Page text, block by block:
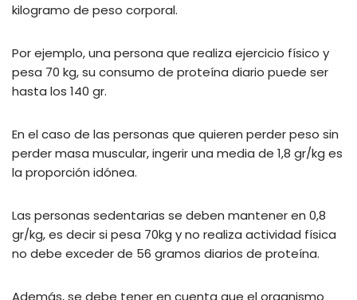
kilogramo de peso corporal.
Por ejemplo, una persona que realiza ejercicio físico y
pesa 70 kg, su consumo de proteína diario puede ser
hasta los 140 gr.
En el caso de las personas que quieren perder peso sin
perder masa muscular, ingerir una media de 1,8 gr/kg es
la proporción idónea.
Las personas sedentarias se deben mantener en 0,8
gr/kg, es decir si pesa 70kg y no realiza actividad física
no debe exceder de 56 gramos diarios de proteína.
Además, se debe tener en cuenta que el organismo